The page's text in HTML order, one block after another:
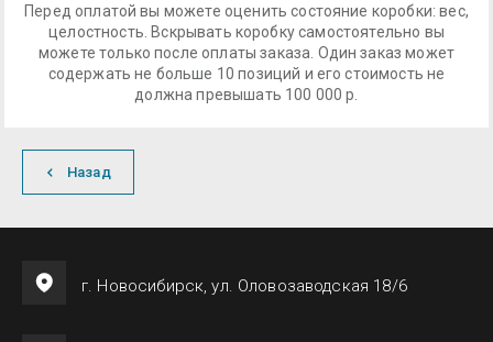
Перед оплатой вы можете оценить состояние коробки: вес,
целостность. Вскрывать коробку самостоятельно вы
можете только после оплаты заказа. Один заказ может
содержать не больше 10 позиций и его стоимость не
должна превышать 100 000 р.
Назад
г. Новосибирск, ул. Оловозаводская 18/6